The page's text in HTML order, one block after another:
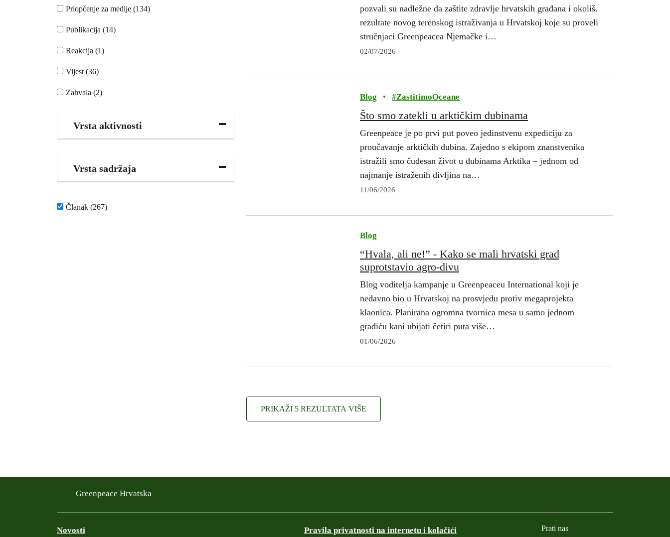
Priopćenje za medije (134)
Publikacija (14)
Reakcija (1)
Vijest (36)
Zahvala (2)
Vrsta aktivnosti
Vrsta sadržaja
Članak (267)
pozvali su nadležne da zaštite zdravlje hrvatskih građana i okoliš.
rezultate novog terenskog istraživanja u Hrvatskoj koje su proveli
stručnjaci Greenpeacea Njemačke i…
02/07/2026
Što smo zatekli u arktičkim dubinama
Blog • #ZastitimoOceane
Greenpeace je po prvi put poveo jedinstvenu expediciju za
proučavanje arktičkih dubina. Zajedno s ekipom znanstvenika
istražili smo čudesan život u dubinama Arktika – jednom od
najmanje istraženih divljina na…
11/06/2026
“Hvala, ali ne!” - Kako se mali hrvatski grad
suprotstavio agro-divu
Blog
Blog voditelja kampanje u Greenpeaceu International koji je
nedavno bio u Hrvatskoj na prosvjedu protiv megaprojekta
klaonica. Planirana ogromna tvornica mesa u samo jednom
gradiću kani ubijati četiri puta više…
01/06/2026
PRIKAŽI 5 REZULTATA VIŠE
Greenpeace Hrvatska
Novosti Pravila privatnosti na internetu i kolačići Prati nas